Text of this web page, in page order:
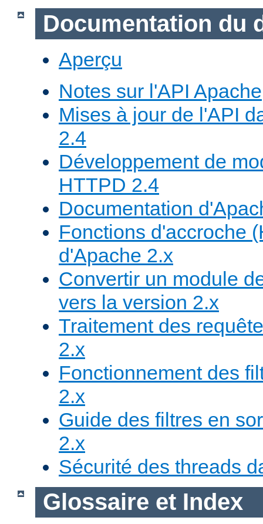
Documentation du
Aperçu
Notes sur l'API Apache
Mises à jour de l'API
2.4
Développement de
HTTPD 2.4
Documentation
Fonctions d'accroche
d'Apache 2.x
Convertir un module
vers la version 2.x
Traitement des
2.x
Fonctionnement des
2.x
Guide des filtres en
2.x
Sécurité des threads
Glossaire et Index